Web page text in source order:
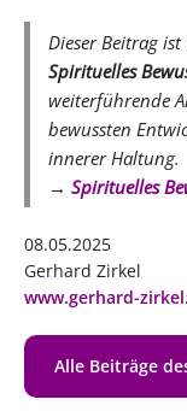
Dieser Beitrag
Spirituelles
weiterführende
bewussten
innerer Haltung.
→ Spirituelles
08.05.2025
Gerhard Zirkel
www.gerhard-
Alle Beiträge